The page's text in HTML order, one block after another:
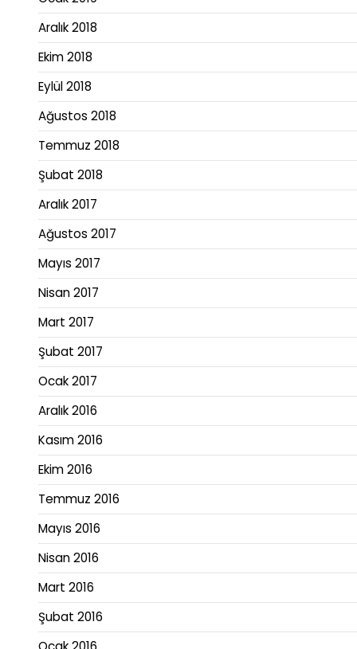
Aralık 2018
Ekim 2018
Eylül 2018
Ağustos 2018
Temmuz 2018
Şubat 2018
Aralık 2017
Ağustos 2017
Mayıs 2017
Nisan 2017
Mart 2017
Şubat 2017
Ocak 2017
Aralık 2016
Kasım 2016
Ekim 2016
Temmuz 2016
Mayıs 2016
Nisan 2016
Mart 2016
Şubat 2016